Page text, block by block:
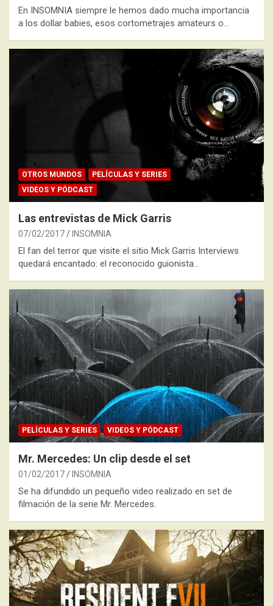
En INSOMNIA siempre le hemos dado mucha importancia
a los dollar babies, esos cortometrajes amateurs o…
OTROS MUNDOS
PELÍCULAS Y SERIES
VIDEOS Y PÓDCAST
Las entrevistas de Mick Garris
07/02/2017 INSOMNIA
El fan del terror que visite el sitio Mick Garris Interviews
quedará encantado: el reconocido guionista…
PELÍCULAS Y SERIES VIDEOS Y PÓDCAST
Mr. Mercedes: Un clip desde el set
01/02/2017 INSOMNIA
Se ha difundido un pequeño video realizado en set de
filmación de la serie Mr. Mercedes.